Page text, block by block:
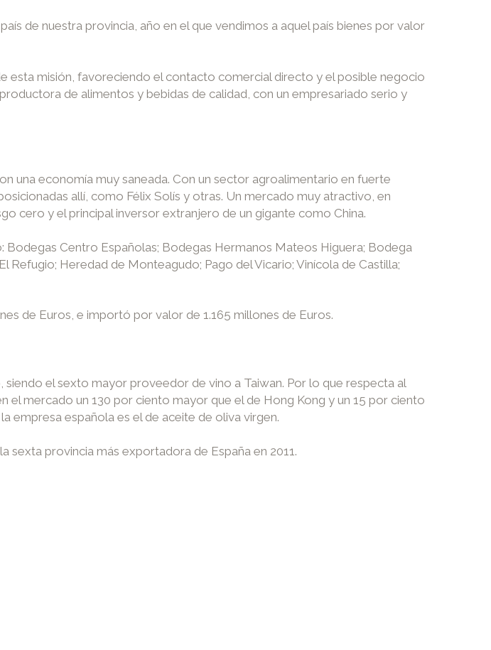
de nuestra provincia, año en el que vendimos a aquel país bienes por valor
esta misión, favoreciendo el contacto comercial directo y el posible negocio
de alimentos y bebidas de calidad, con un empresariado serio y
una economía muy saneada. Con un sector agroalimentario en fuerte
allí, como Félix Solís y otras. Un mercado muy atractivo, en
cero y el principal inversor extranjero de un gigante como China.
Bodegas Centro Españolas; Bodegas Hermanos Mateos Higuera; Bodega
Heredad de Monteagudo; Pago del Vicario; Vinícola de Castilla;
de Euros, e importó por valor de 1.165 millones de Euros.
el sexto mayor proveedor de vino a Taiwan. Por lo que respecta al
el mercado un 130 por ciento mayor que el de Hong Kong y un 15 por ciento
empresa española es el de aceite de oliva virgen.
sexta provincia más exportadora de España en 2011.